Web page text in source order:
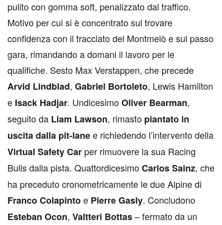
pulito con gomma soft, penalizzato dal traffico.
Motivo per cui si è concentrato sul trovare
confidenza con il tracciato del Montmelò e sul passo
gara, rimandando a domani il lavoro per le
qualifiche. Sesto Max Verstappen, che precede
Arvid Lindblad, Gabriel Bortoleto, Lewis Hamilton
e Isack Hadjar. UndicesimoOliver Bearman,
seguito da Liam Lawson, rimasto piantato in
uscita dalla pit-lanee richiedendo l’intervento della
Virtual Safety Car per rimuovere la sua Racing
Bulls dalla pista. QuattordicesimoCarlos Sainz, che
ha preceduto cronometricamente le due Alpine di
Franco Colapintoe Pierre Gasly. Concludono
Esteban Ocon, Valtteri Bottas– fermato da un